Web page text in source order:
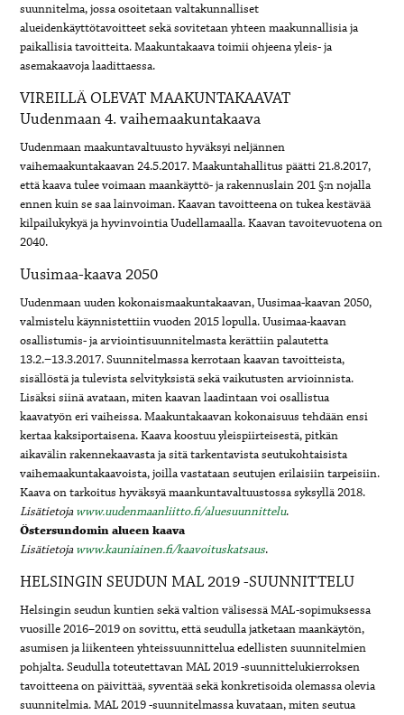
suunnitelma, jossa osoitetaan valtakunnalliset
alueidenkäyttötavoitteet sekä sovitetaan yhteen maakunnallisia ja
paikallisia tavoitteita. Maakuntakaava toimii ohjeena yleis- ja
asemakaavoja laadittaessa.
VIREILLÄ OLEVAT MAAKUNTAKAAVAT
Uudenmaan 4. vaihemaakuntakaava
Uudenmaan maakuntavaltuusto hyväksyi neljännen
vaihemaakuntakaavan 24.5.2017. Maakuntahallitus päätti 21.8.2017,
että kaava tulee voimaan maankäyttö- ja rakennuslain 201 §:n nojalla
ennen kuin se saa lainvoiman. Kaavan tavoitteena on tukea kestävää
kilpailukykyä ja hyvinvointia Uudellamaalla. Kaavan tavoitevuotena on
2040.
Uusimaa-kaava 2050
Uudenmaan uuden kokonaismaakuntakaavan, Uusimaa-kaavan 2050,
valmistelu käynnistettiin vuoden 2015 lopulla. Uusimaa-kaavan
osallistumis- ja arviointisuunnitelmasta kerättiin palautetta
13.2.−13.3.2017. Suunnitelmassa kerrotaan kaavan tavoitteista,
sisällöstä ja tulevista selvityksistä sekä vaikutusten arvioinnista.
Lisäksi siinä avataan, miten kaavan laadintaan voi osallistua
kaavatyön eri vaiheissa. Maakuntakaavan kokonaisuus tehdään ensi
kertaa kaksiportaisena. Kaava koostuu yleispiirteisestä, pitkän
aikavälin rakennekaavasta ja sitä tarkentavista seutukohtaisista
vaihemaakuntakaavoista, joilla vastataan seutujen erilaisiin tarpeisiin.
Kaava on tarkoitus hyväksyä maankuntavaltuustossa syksyllä 2018.
Lisätietoja www.uudenmaanliitto.fi/aluesuunnittelu.
Östersundomin alueen kaava
Lisätietoja www.kauniainen.fi/kaavoituskatsaus.
HELSINGIN SEUDUN MAL 2019 -SUUNNITTELU
Helsingin seudun kuntien sekä valtion välisessä MAL-sopimuksessa
vuosille 2016–2019 on sovittu, että seudulla jatketaan maankäytön,
asumisen ja liikenteen yhteissuunnittelua edellisten suunnitelmien
pohjalta. Seudulla toteutettavan MAL 2019 -suunnittelukierroksen
tavoitteena on päivittää, syventää sekä konkretisoida olemassa olevia
suunnitelmia. MAL 2019 -suunnitelmassa kuvataan, miten seutua